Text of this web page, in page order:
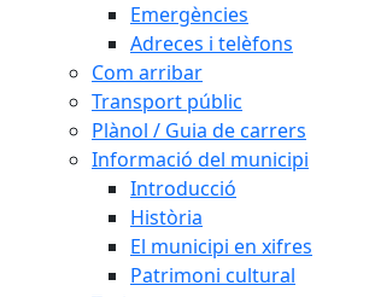
Emergències
Adreces i telèfons
Com arribar
Transport públic
Plànol / Guia de carrers
Informació del municipi
Introducció
Història
El municipi en xifres
Patrimoni cultural